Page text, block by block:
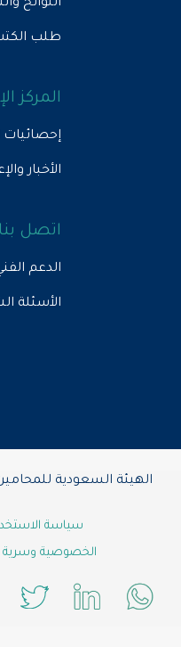
اللوائح
طلب الكتب
المركز
إحصائيات
الأخبار
اتصل بنا
الدعم الفني
الأسئلة
الهيئة السعودية للمحامين
سياسة
الخصوصية وسرية